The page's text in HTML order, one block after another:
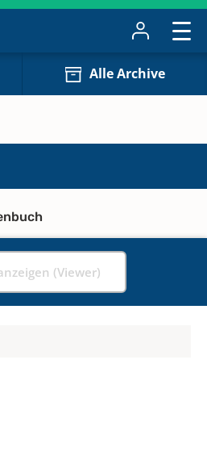
Alle Archive
(Viewer)